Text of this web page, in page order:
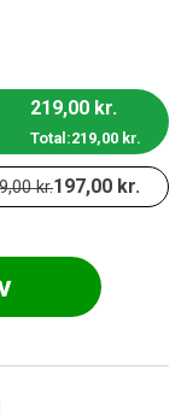
219,00 kr.
Total:219,00 kr.
kr.197,00 kr.